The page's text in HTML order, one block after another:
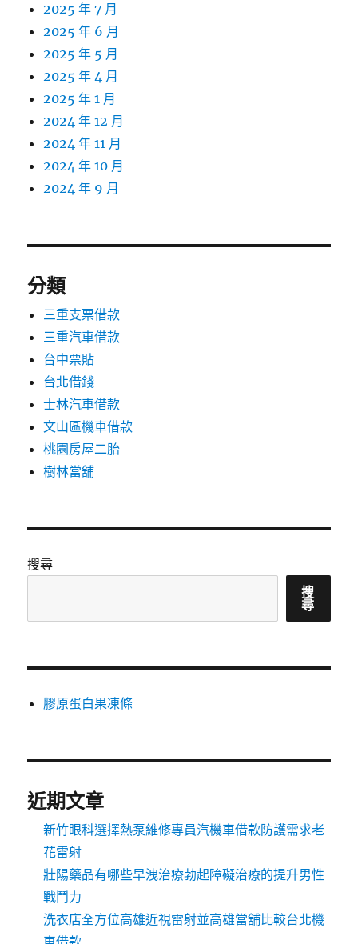
2025 年 7 月
2025 年 6 月
2025 年 5 月
2025 年 4 月
2025 年 1 月
2024 年 12 月
2024 年 11 月
2024 年 10 月
2024 年 9 月
分類
三重支票借款
三重汽車借款
台中票貼
台北借錢
士林汽車借款
文山區機車借款
桃園房屋二胎
樹林當舖
搜尋
搜
尋
膠原蛋白果凍條
近期文章
新竹眼科選擇熱泵維修專員汽機車借款防護需求老
花雷射
壯陽藥品有哪些早洩治療勃起障礙治療的提升男性
戰鬥力
洗衣店全方位高雄近視雷射並高雄當舖比較台北機